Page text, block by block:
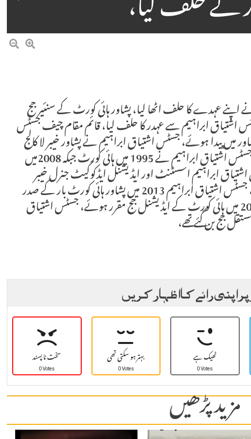
عہدے کا حلف اٹھا لیا، پشاور ہائی کورٹ کے سنئیر جج
اشتیاق ابراہیم سے عہدر کا حلف لیا، قائم مقام چیف جسٹس
ابراہیم 2دسمبر 1969 کو پشاور میں پیدا ہوئے، جسٹس اشتیاق ابراہیم نے پشاور خیبر لا کالج
سے 1992 میں وکالت ڈگری حاصل کی، جسٹس اشتیاق ابراہیم نے 1995 میں ہائی کورٹ جبکہ 2008میںابراہیم اسسٹنٹ اور ایڈیشنل ایڈکوکیٹ جنرل خیبر
پختونخوا کے عہدوں پر بھی کام کر چکے ہیں، جسٹس اشتیاق ابراہیم 2013 میں پشاور ہائی کورٹ بار کے صدر
بھی رہ چکے ہیں، جسٹس اشتیاق ابرہیم 2016 میں ہائی کورٹ کے ایڈیشنل جج مقرر ہوئے، جسٹس اشتیاق
اپنی رائے کا اظہار کریں
سخت نا پسند
0 Votes بہتر ہو سکتی تھی
0 Votes ٹھیک ہے
0 Votes
مزید پڑھیں